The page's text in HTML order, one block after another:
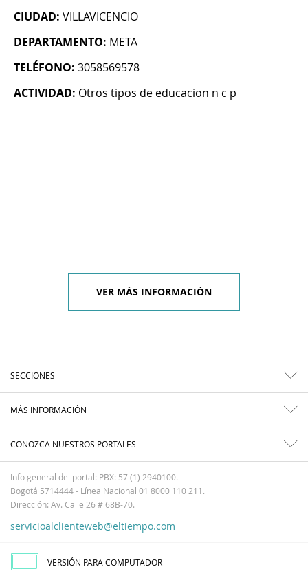
CIUDAD: VILLAVICENCIO
DEPARTAMENTO: META
TELÉFONO: 3058569578
ACTIVIDAD: Otros tipos de educacion n c p
VER MÁS INFORMACIÓN
SECCIONES
MÁS INFORMACIÓN
CONOZCA NUESTROS PORTALES
Info general del portal: PBX: 57 (1) 2940100.
Bogotá 5714444 - Línea Nacional 01 8000 110 211.
Dirección: Av. Calle 26 # 68B-70.
servicioalclienteweb@eltiempo.com
VERSIÓN PARA COMPUTADOR